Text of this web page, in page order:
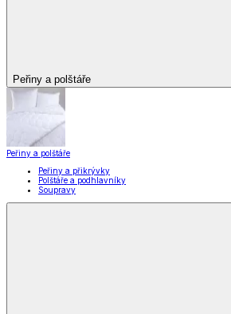
Peřiny a polštáře
Peřiny a polštáře
Peřiny a přikrývky
Polštáře a podhlavníky
Soupravy